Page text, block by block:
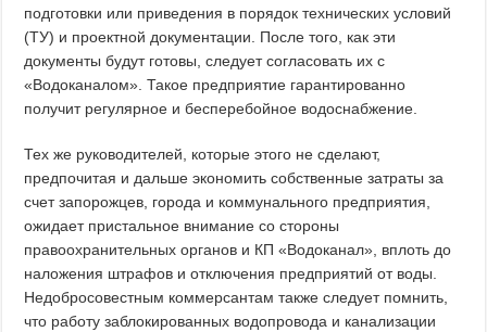
подготовки или приведения в порядок технических условий
(ТУ) и проектной документации. После того, как эти
документы будут готовы, следует согласовать их с
«Водоканалом». Такое предприятие гарантированно
получит регулярное и бесперебойное водоснабжение.
Тех же руководителей, которые этого не сделают,
предпочитая и дальше экономить собственные затраты за
счет запорожцев, города и коммунального предприятия,
ожидает пристальное внимание со стороны
правоохранительных органов и КП «Водоканал», вплоть до
наложения штрафов и отключения предприятий от воды.
Недобросовестным коммерсантам также следует помнить,
что работу заблокированных водопровода и канализации